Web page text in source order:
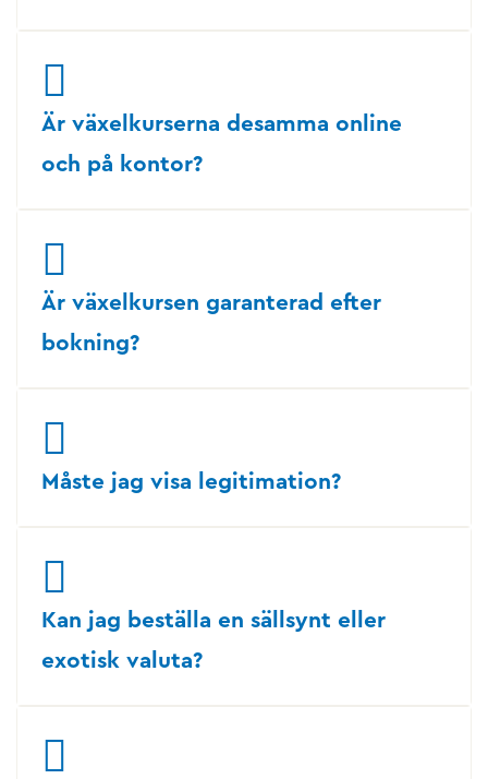
Är växelkurserna desamma online
och på kontor?
Är växelkursen garanterad efter
bokning?
Måste jag visa legitimation?
Kan jag beställa en sällsynt eller
exotisk valuta?